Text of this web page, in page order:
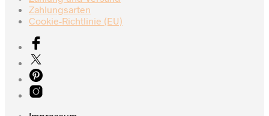
Zahlungsarten
Cookie-Richtlinie (EU)